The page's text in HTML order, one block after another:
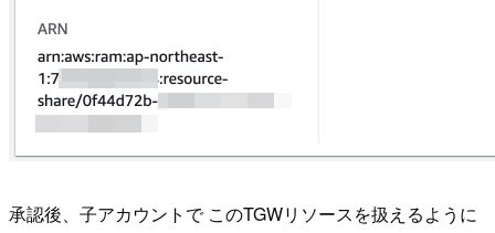
承認後、子アカウントで このTGWリソースを扱えるように